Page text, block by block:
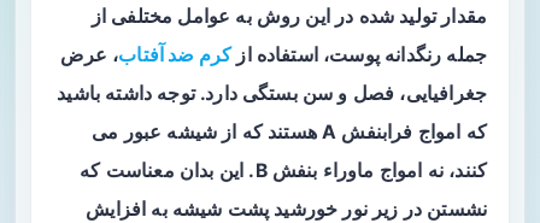
مقدار تولید شده در این روش به عوامل مختلفی از
جمله رنگدانه پوست، استفاده ازکرم ضد آفتاب، عرض
جغرافیایی، فصل و سن بستگی دارد. توجه داشته باشید
که امواج فرابنفش A هستند که از شیشه عبور می
کنند، نه امواج ماوراء بنفش B. این بدان معناست که
نشستن در زیر نور خورشید پشت شیشه به افزایش